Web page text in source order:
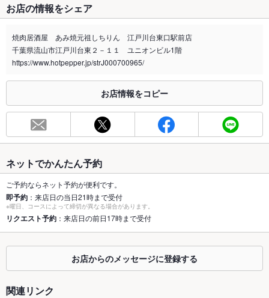
禁煙・喫煙
分煙（仕切りなし）
喫煙専用室 なし
合わせください。
お席
60席(カウンター席/テーブル席/お座敷)
容人数
個室 なし ：ご用意はございません。
座敷 なし ：8名様掛け×2席（禁煙）
掘りごたつ あり ：ご用意はございません。
あり ：全8席
お店の情報をシェア
焼肉居酒屋 あみ焼元祖しちりん 江戸川台東口駅前店
千葉県流山市江戸川台東２－１１ ユニオンビル1階
https://www.hotpepper.jp/strJ000700965/
お店情報をコピー
ネットでかんたん予約
ご予約ならネット予約が便利です。
即予約 ：来店日の当日21時まで受付
※曜日、コースによって締切が異なる場合があります。
リクエスト予約 ：来店日の前日17時まで受付
お店からのメッセージに登録する
関連リンク